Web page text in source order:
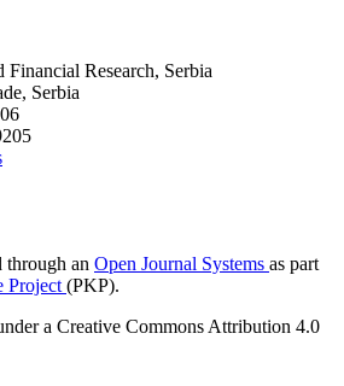
Research, Serbia
Serbia
through an Open Journal Systems as part
Project (PKP).
a Creative Commons Attribution 4.0